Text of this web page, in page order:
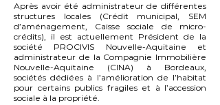
Après avoir été administrateur de différentes
structures locales (Crédit municipal, SEM
d’aménagement, Caisse sociale de micro-
crédits), il est actuellement Président de la
société PROCIVIS Nouvelle-Aquitaine et
administrateur de la Compagnie Immobilière
Nouvelle-Aquitaine (CINA) à Bordeaux,
sociétés dédiées à l’amélioration de l’habitat
pour certains publics fragiles et à l’accession
sociale à la propriété.